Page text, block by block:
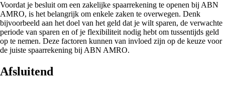
Voordat je besluit om een zakelijke spaarrekening te openen bij ABN
AMRO, is het belangrijk om enkele zaken te overwegen. Denk
bijvoorbeeld aan het doel van het geld dat je wilt sparen, de verwachte
periode van sparen en of je flexibiliteit nodig hebt om tussentijds geld
op te nemen. Deze factoren kunnen van invloed zijn op de keuze voor
de juiste spaarrekening bij ABN AMRO.
Afsluitend